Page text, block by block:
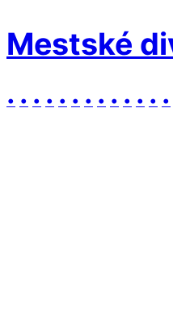
Mestské
• • • • • • • • • • • • •